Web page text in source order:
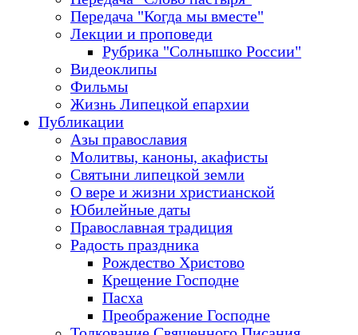
Передача "Когда мы вместе"
Лекции и проповеди
Рубрика "Солнышко России"
Видеоклипы
Фильмы
Жизнь Липецкой епархии
Публикации
Азы православия
Молитвы, каноны, акафисты
Святыни липецкой земли
О вере и жизни христианской
Юбилейные даты
Православная традиция
Радость праздника
Рождество Христово
Крещение Господне
Пасха
Преображение Господне